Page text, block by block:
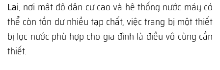
Lai, nơi mật độ dân cư cao và hệ thống nước máy có
thể còn tồn dư nhiều tạp chất, việc trang bị một thiết
bị lọc nước phù hợp cho gia đình là điều vô cùng cần
thiết.